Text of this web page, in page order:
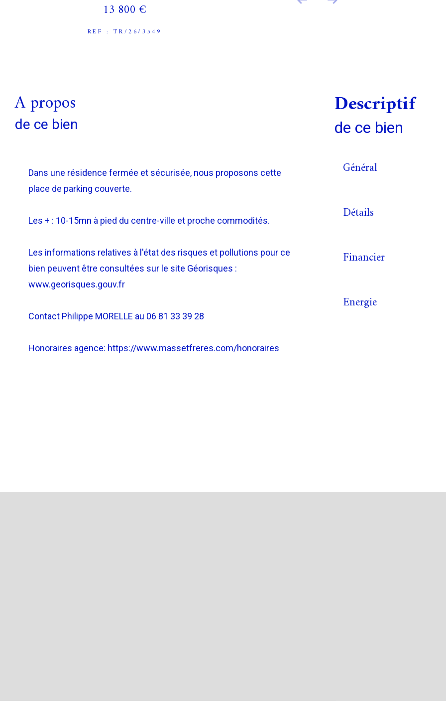
13 800 €
REF : TR/26/3549
a propos
de ce bien
Dans une résidence fermée et sécurisée, nous proposons cette
place de parking couverte.
Les + : 10-15mn à pied du centre-ville et proche commodités.
Les informations relatives à l'état des risques et pollutions pour ce
bien peuvent être consultées sur le site Géorisques :
www.georisques.gouv.fr
Contact Philippe MORELLE au 06 81 33 39 28
Honoraires agence: https://www.massetfreres.com/honoraires
descriptif
de ce bien
Général
Détails
Financier
Energie